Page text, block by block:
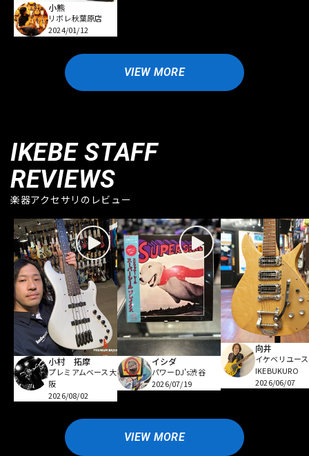
小熊
リボレ秋葉原店
2024/01/12
VIEW MORE
IKEBE STAFF
REVIEWS
楽器アクセサリのレビュー
小村 拓摩
プレミアムベース大
阪
2026/08/02
イシダ
パワーDJ's渋谷
2026/07/19
向井
イケベリユース
IKEBUKURO
2026/06/07
VIEW MORE